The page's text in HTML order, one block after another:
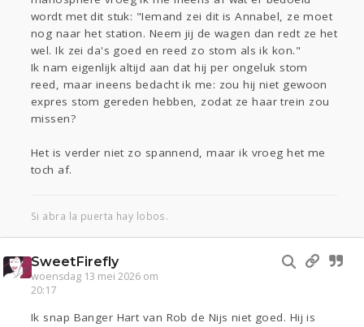
wordt met dit stuk: "Iemand zei dit is Annabel, ze moet
nog naar het station. Neem jij de wagen dan redt ze het
wel. Ik zei da's goed en reed zo stom als ik kon."
Ik nam eigenlijk altijd aan dat hij per ongeluk stom
reed, maar ineens bedacht ik me: zou hij niet gewoon
expres stom gereden hebben, zodat ze haar trein zou
missen?
Het is verder niet zo spannend, maar ik vroeg het me
toch af.
Si abra la puerta hay lobos.
SweetFirefly
woensdag 13 mei 2026 om
20:17
Ik snap Banger Hart van Rob de Nijs niet goed. Hij is